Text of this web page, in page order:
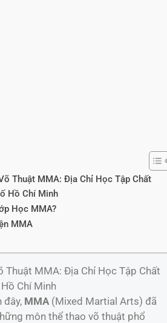
Thuật MMA: Địa Chỉ Học Tập Chất
Hồ Chí Minh
Học MMA?
MMA
Thuật MMA: Địa Chỉ Học Tập Chất
Chí Minh
đây, MMA (Mixed Martial Arts) đã
môn thể thao võ thuật phổ